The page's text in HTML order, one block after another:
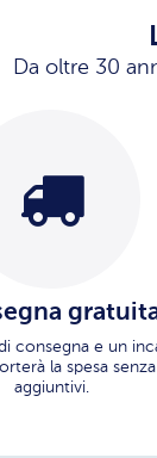
Da oltre 30
consegna e un
la spesa
aggiuntivi.